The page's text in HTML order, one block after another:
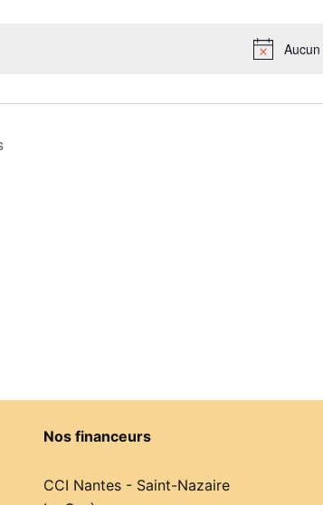
Nos financeurs
CCI Nantes - Saint-Nazaire